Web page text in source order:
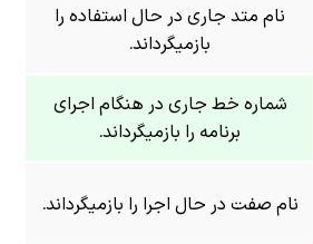
نام متد جاری در حال استفاده را
بازمیگرداند.
شماره خط جاری در هنگام اجرای
برنامه را بازمیگرداند.
نام صفت در حال اجرا را بازمیگرداند.